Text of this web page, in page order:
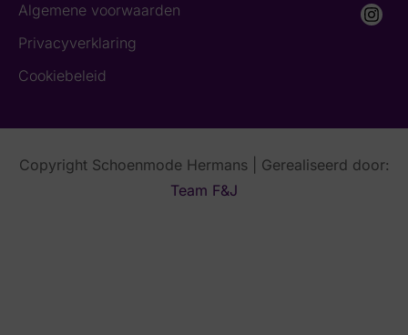
Algemene voorwaarden
Privacyverklaring
Cookiebeleid
Copyright Schoenmode Hermans | Gerealiseerd door:
Team F&J